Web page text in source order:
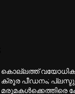
കൊല്ലത്ത്
ക്രൂര പീഡനം;
മരുമകൾക്കെത്തിരെ